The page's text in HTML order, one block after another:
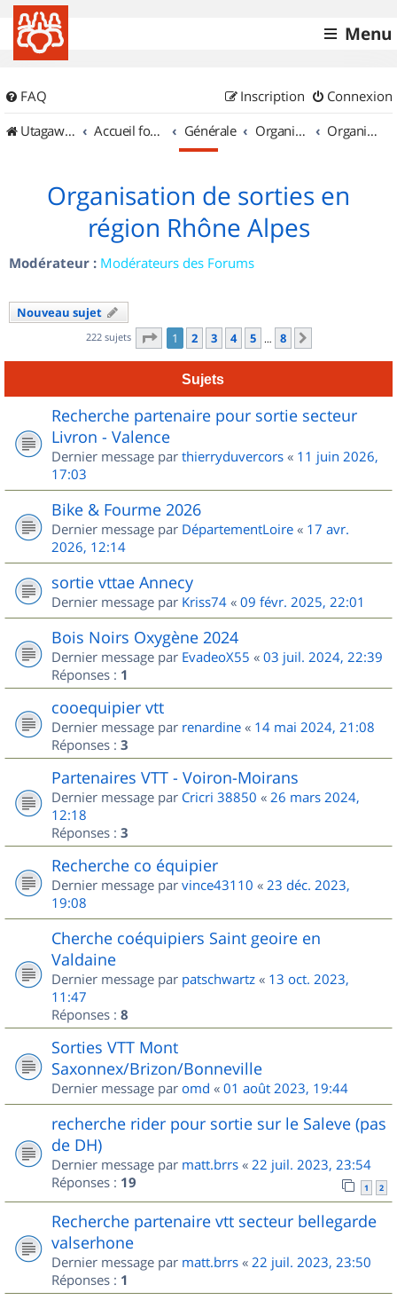
Menu
FAQ Connexion
Inscription
UtagawaVTT (Randos VTT et VTTAE avec traces GPS)
Accueil forum Générale Organisation de sorties & Recherche de partenaires Organisation de sorties en région Rhône Alpes
Organisation de sorties en
région Rhône Alpes
Modérateur : Modérateurs des Forums
Nouveau sujet
222 sujets Page 1sur
1 2 3 4 5 … 8
Sujets
Recherche partenaire pour sortie secteur
Livron - Valence
Dernier message par thierryduvercors « 11 juin 2026,
17:03
Bike & Fourme 2026
Dernier message par DépartementLoire « 17 avr.
2026, 12:14
sortie vttae Annecy
Dernier message par Kriss74 « 09 févr. 2025, 22:01
Bois Noirs Oxygène 2024
Dernier message par EvadeoX55 « 03 juil. 2024, 22:39
Réponses : 1
cooequipier vtt
Dernier message par renardine « 14 mai 2024, 21:08
Réponses : 3
Partenaires VTT - Voiron-Moirans
Dernier message par Cricri 38850 « 26 mars 2024,
12:18
Réponses : 3
Recherche co équipier
Dernier message par vince43110 « 23 déc. 2023,
19:08
Cherche coéquipiers Saint geoire en
Valdaine
Dernier message par patschwartz « 13 oct. 2023,
11:47
Réponses : 8
Sorties VTT Mont
Saxonnex/Brizon/Bonneville
Dernier message par omd « 01 août 2023, 19:44
recherche rider pour sortie sur le Saleve (pas
de DH)
Dernier message par matt.brrs « 22 juil. 2023, 23:54
Réponses : 19 1 2
Recherche partenaire vtt secteur bellegarde
valserhone
Dernier message par matt.brrs « 22 juil. 2023, 23:50
Réponses : 1